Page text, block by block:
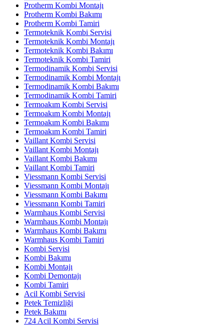
Protherm Kombi Montajı
Protherm Kombi Bakımı
Protherm Kombi Tamiri
Termoteknik Kombi Servisi
Termoteknik Kombi Montajı
Termoteknik Kombi Bakımı
Termoteknik Kombi Tamiri
Termodinamik Kombi Servisi
Termodinamik Kombi Montajı
Termodinamik Kombi Bakımı
Termodinamik Kombi Tamiri
Termoakım Kombi Servisi
Termoakım Kombi Montajı
Termoakım Kombi Bakımı
Termoakım Kombi Tamiri
Vaillant Kombi Servisi
Vaillant Kombi Montajı
Vaillant Kombi Bakımı
Vaillant Kombi Tamiri
Viessmann Kombi Servisi
Viessmann Kombi Montajı
Viessmann Kombi Bakımı
Viessmann Kombi Tamiri
Warmhaus Kombi Servisi
Warmhaus Kombi Montajı
Warmhaus Kombi Bakımı
Warmhaus Kombi Tamiri
Kombi Servisi
Kombi Bakımı
Kombi Montajı
Kombi Demontajı
Kombi Tamiri
Acil Kombi Servisi
Petek Temizliği
Petek Bakımı
724 Acil Kombi Servisi